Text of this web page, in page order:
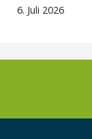
6. Juli 2026